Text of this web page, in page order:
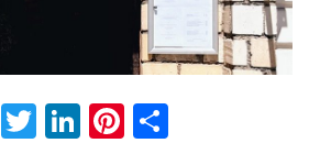
Facebook
Twitter
LinkedIn
Pinterest